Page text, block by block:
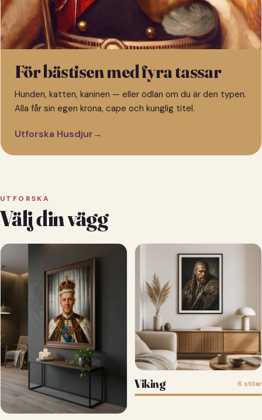
För bästisen med fyra tassar
Hunden, katten, kaninen — eller ödlan om du är den typen.
Alla får sin egen krona, cape och kunglig titel.
Utforska Husdjur→
UTFORSKA
Välj din vägg
Viking 6 stilar